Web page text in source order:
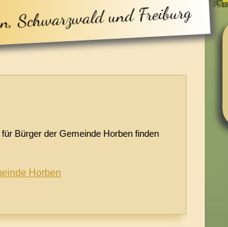
Schwarzwald und Freiburg
Bürger der Gemeinde Horben finden
Horben